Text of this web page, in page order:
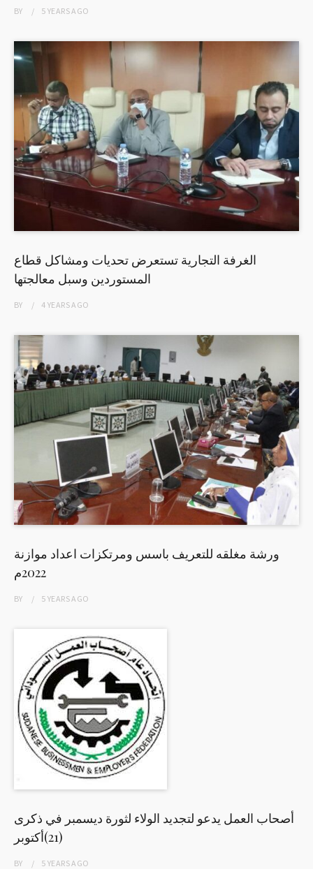
BY 5 YEARSAGO
الغرفة التجارية تستعرض تحديات ومشاكل قطاع
المستوردين وسبل معالجتها
BY 4 YEARSAGO
ورشة مغلقه للتعريف باسس ومرتكزات اعداد موازنة
2022م
BY 5 YEARSAGO
أصحاب العمل يدعو لتجديد الولاء لثورة ديسمبر في ذكرى
(21)أكتوبر
BY 5 YEARSAGO